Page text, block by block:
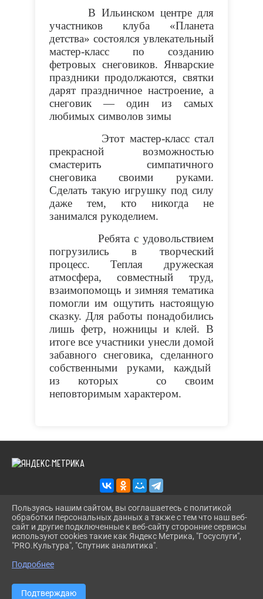
В Ильинском центре для
участников клуба «Планета
детства» состоялся увлекательный
мастер-класс по созданию
фетровых снеговиков. Январские
праздники продолжаются, святки
дарят праздничное настроение, а
снеговик — один из самых
любимых символов зимы
Этот мастер-класс стал
прекрасной возможностью
смастерить симпатичного
снеговика своими руками.
Сделать такую игрушку под силу
даже тем, кто никогда не
занимался рукоделием.
Ребята с удовольствием
погрузились в творческий
процесс. Теплая дружеская
атмосфера, совместный труд,
взаимопомощь и зимняя тематика
помогли им ощутить настоящую
сказку. Для работы понадобились
лишь фетр, ножницы и клей. В
итоге все участники унесли домой
забавного снеговика, сделанного
собственными руками, каждый
из которых со своим
неповторимым характером.
2026 Г. KAZANS-DOSUG.RU
ВХОД
КАРТА САЙТА
СДЕЛАНО НА KUBCMS
РАЗРАБОТКА И ПОДДЕРЖКА
Пользуясь нашим сайтом, вы соглашаетесь с политикой
обработки персональных данных а также с тем что наш веб-
сайт и другие подключенные к веб-сайту сторонние сервисы
используют cookies такие как Яндекс Метрика, "Госуслуги",
"PRO.Культура", "Спутник аналитика".
Подробнее
Подтверждаю